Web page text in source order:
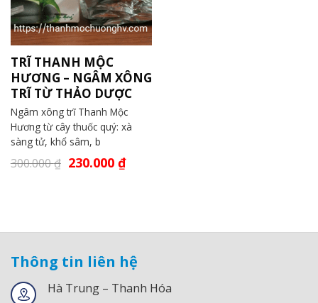
TRĨ THANH MỘC
HƯƠNG – NGÂM XÔNG
TRĨ TỪ THẢO DƯỢC
Ngâm xông trĩ Thanh Mộc
Hương từ cây thuốc quý: xà
sàng tử, khổ sâm, b
300.000₫ 230.000 ₫
Thông tin liên hệ
Hà Trung – Thanh Hóa